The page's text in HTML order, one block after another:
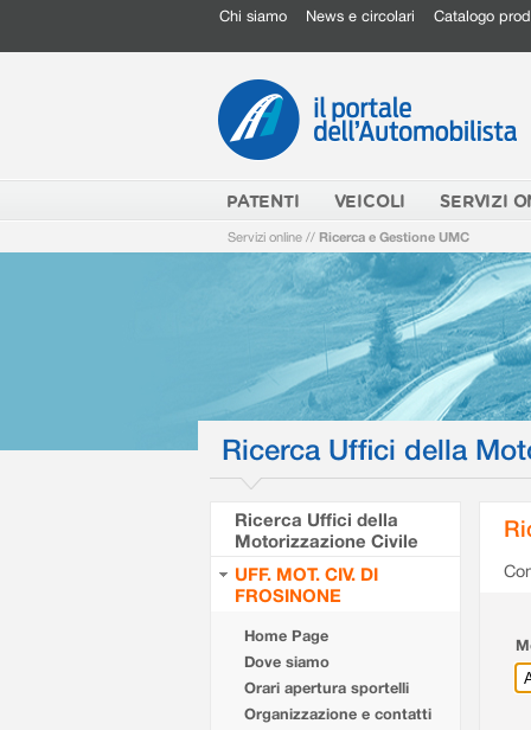
Chi siamo News e circolari Catalogo
PATENTI VEICOLI SERVIZI
Servizi online // Ricerca e Gestione UMC
Ricerca Uffici della
Ricerca Uffici della
Motorizzazione Civile
UFF. MOT. CIV. DI
FROSINONE
Home Page
Dove siamo
Orari apertura sportelli
Organizzazione e contatti